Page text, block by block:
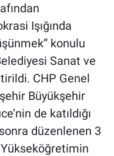
Işığında
konulu
Sanat ve
CHP Genel
Büyükşehir
de katıldığı
düzenlenen 3